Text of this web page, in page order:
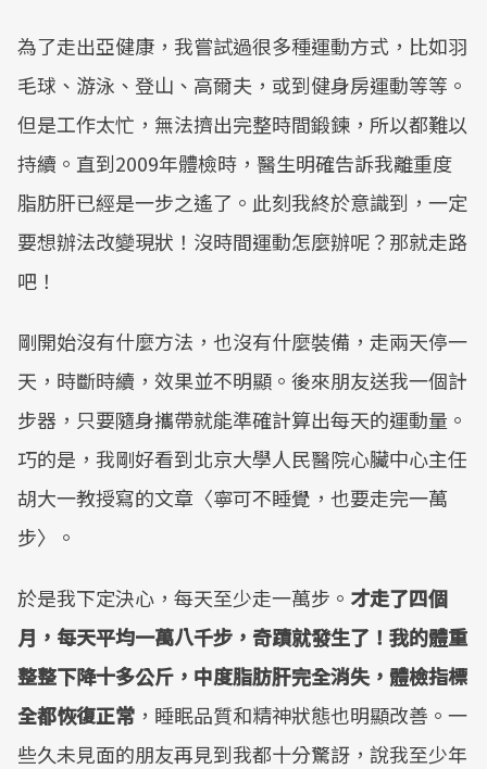
為了走出亞健康，我嘗試過很多種運動方式，比如羽
毛球、游泳、登山、高爾夫，或到健身房運動等等。
但是工作太忙，無法擠出完整時間鍛鍊，所以都難以
持續。直到2009年體檢時，醫生明確告訴我離重度
脂肪肝已經是一步之遙了。此刻我終於意識到，一定
要想辦法改變現狀！沒時間運動怎麼辦呢？那就走路
吧！
剛開始沒有什麼方法，也沒有什麼裝備，走兩天停一
天，時斷時續，效果並不明顯。後來朋友送我一個計
步器，只要隨身攜帶就能準確計算出每天的運動量。
巧的是，我剛好看到北京大學人民醫院心臟中心主任
胡大一教授寫的文章〈寧可不睡覺，也要走完一萬
步〉。
於是我下定決心，每天至少走一萬步。 才走了四個
月，每天平均一萬八千步，奇蹟就發生了！我的體重
整整下降十多公斤，中度脂肪肝完全消失，體檢指標
全都恢復正常 ，睡眠品質和精神狀態也明顯改善。一
些久未見面的朋友再見到我都十分驚訝，說我至少年